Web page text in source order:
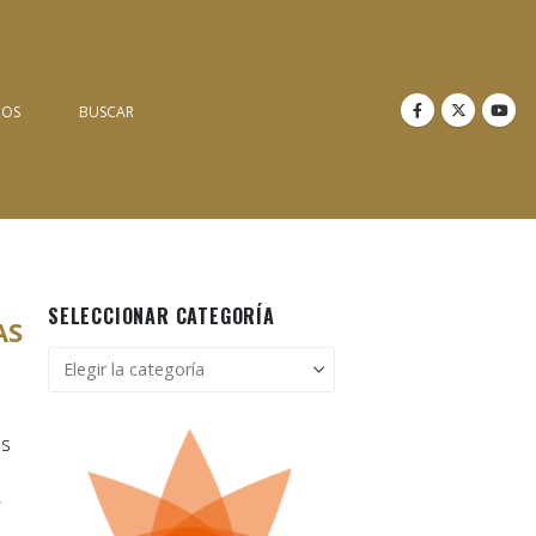
BUSCAR
SELECCIONAR CATEGORÍA
Seleccionar
categoría